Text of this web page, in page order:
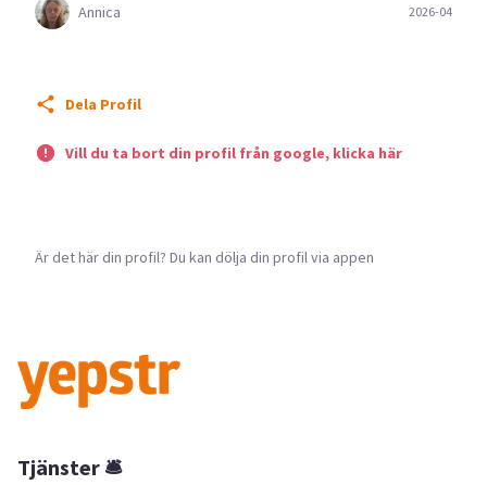
Annica 2026-04
Dela Profil
Vill du ta bort din profil från google, klicka här
Är det här din profil? Du kan dölja din profil via appen
Tjänster 🛎